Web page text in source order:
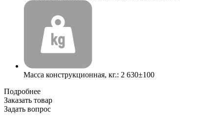
Масса конструкционная, кг.: 2 630±100
Подробнее
Заказать товар
Задать вопрос